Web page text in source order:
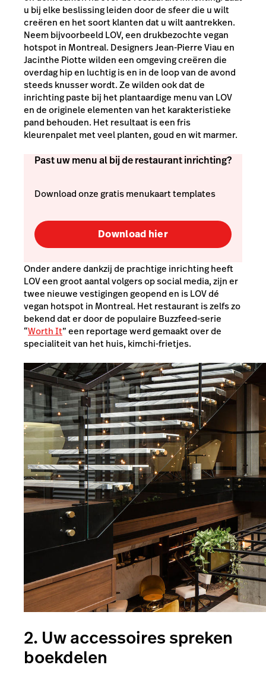
u bij elke beslissing leiden door de sfeer die u wilt
creëren en het soort klanten dat u wilt aantrekken.
Neem bijvoorbeeld LOV, een drukbezochte vegan
hotspot in Montreal. Designers Jean-Pierre Viau en
Jacinthe Piotte wilden een omgeving creëren die
overdag hip en luchtig is en in de loop van de avond
steeds knusser wordt. Ze wilden ook dat de
inrichting paste bij het plantaardige menu van LOV
en de originele elementen van het karakteristieke
pand behouden. Het resultaat is een fris
kleurenpalet met veel planten, goud en wit marmer.
Past uw menu al bij de restaurant inrichting?
Download onze gratis menukaart templates
Download hier
Onder andere dankzij de prachtige inrichting heeft
LOV een groot aantal volgers op social media, zijn er
twee nieuwe vestigingen geopend en is LOV dé
vegan hotspot in Montreal. Het restaurant is zelfs zo
bekend dat er door de populaire Buzzfeed-serie
“Worth It” een reportage werd gemaakt over de
specialiteit van het huis, kimchi-frietjes.
2. Uw accessoires spreken
boekdelen